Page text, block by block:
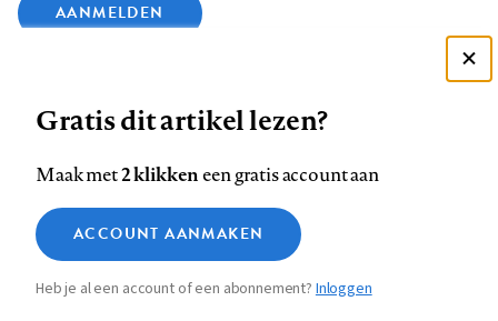
AANMELDEN
op
Facebook
op
LinkedIn
op
Bluesky
ons
op
InstagramYouTube
Footer
navigation
Contact Colofon Disclaimer Privacy
Medische vragen verdienen
betrouwbare antwoorden
Zie onze cookie policy
Functionele cookies
Analytische cookies
Marketing cookies
Gratis dit artikel lezen?
Maak met2 klikkeneen gratis account aan
ACCOUNT AANMAKEN
Heb je al een account of een abonnement? Inloggen